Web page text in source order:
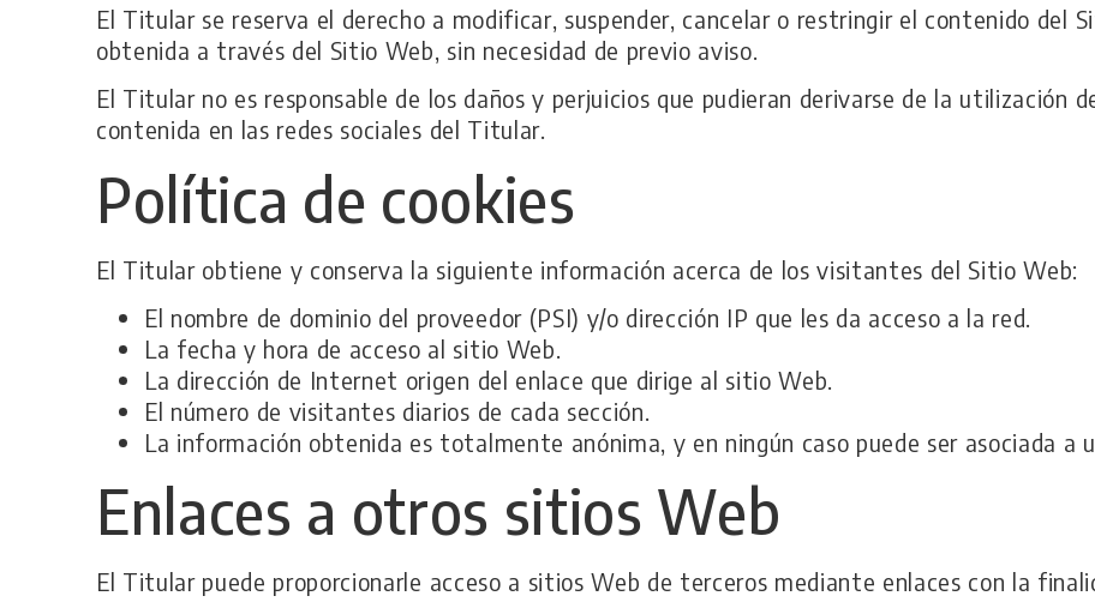
El Titular se reserva el derecho a modificar, suspender, cancelar o restringir el contenido del
obtenida a través del Sitio Web, sin necesidad de previo aviso.
El Titular no es responsable de los daños y perjuicios que pudieran derivarse de la utilización
contenida en las redes sociales del Titular.
Política de cookies
El Titular obtiene y conserva la siguiente información acerca de los visitantes del Sitio Web:
El nombre de dominio del proveedor (PSI) y/o dirección IP que les da acceso a la red.
La fecha y hora de acceso al sitio Web.
La dirección de Internet origen del enlace que dirige al sitio Web.
El número de visitantes diarios de cada sección.
La información obtenida es totalmente anónima, y en ningún caso puede ser asociada a
Enlaces a otros sitios Web
El Titular puede proporcionarle acceso a sitios Web de terceros mediante enlaces con la